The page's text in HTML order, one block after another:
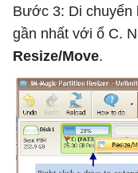
Bước 3: Di chuyển
gần nhất với ổ C.
Resize/Move.